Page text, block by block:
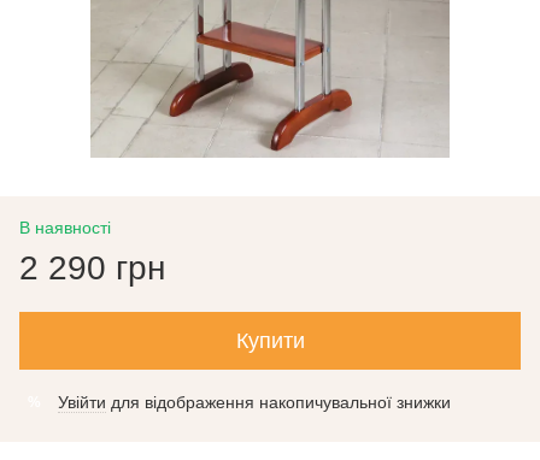
В наявності
2 290 грн
Купити
Увійти для відображення накопичувальної знижки